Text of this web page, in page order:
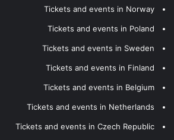
Tickets and events in Norway
Tickets and events in Poland
Tickets and events in Sweden
Tickets and events in Finland
Tickets and events in Belgium
Tickets and events in Netherlands
Tickets and events in Czech Republic